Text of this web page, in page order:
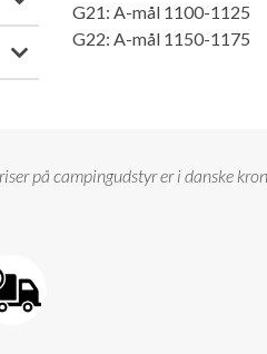
G21: A-mål 1100-1125
G22: A-mål 1150-1175
på campingudstyr er i danske